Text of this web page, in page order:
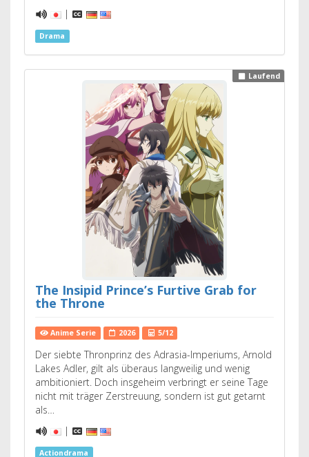
|
Drama
Laufend
The Insipid Prince’s Furtive Grab for
the Throne
Anime Serie 2026 5/12
Der siebte Thronprinz des Adrasia-Imperiums, Arnold
Lakes Adler, gilt als überaus langweilig und wenig
ambitioniert. Doch insgeheim verbringt er seine Tage
nicht mit träger Zerstreuung, sondern ist gut getarnt
als…
|
Actiondrama